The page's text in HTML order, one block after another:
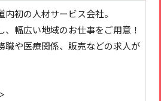
初の人材サービス会社。
、幅広い地域のお仕事をご用意！
職や医療関係、販売などの求人が